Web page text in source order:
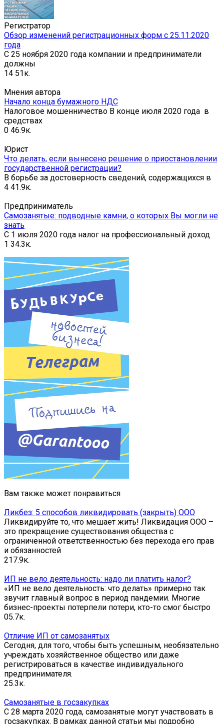
Регистратор
Обзор изменений регистрационных форм с 25.11.2020
года
С 25 ноября 2020 года компании и предприниматели
должны
14 51к.
Мнения автора
Начало конца бумажного НДС
Налоговое мошенничество В конце июля 2020 года в
средствах
0 46.9к.
Юрист
Что делать, если вынесено решение о приостановлении
государственной регистрации?
В борьбе за достоверность сведений, содержащихся в
4 41.9к.
Предприниматель
Самозанятые: подводные камни, о которых Вы могли не
знать
С 1 июля 2020 года налог на профессиональный доход
1 34.3к.
Вам также может понравиться
Ликбез: 5 способов ликвидировать (закрыть) ООО
Ликвидируйте то, что мешает жить! Ликвидация ООО –
это прекращение существования общества с
ограниченной ответственностью без перехода его прав
и обязанностей
217.9к.
ИП не вело деятельность: надо ли платить налог?
«ИП не вело деятельность: что делать» примерно так
звучит главный вопрос в период пандемии. Многие
бизнес-проекты потерпели потери, кто-то смог быстро
05.7к.
Отличие ИП от самозанятых
Сегодня, для того, чтобы быть успешным, необязательно
учреждать хозяйственное общество или даже
регистрироваться в качестве индивидуального
предпринимателя.
25.3к.
Самозанятые в госзакупках
С 28 марта 2020 года, самозанятые могут участвовать в
госзакупках. В рамках данной статьи мы подробно